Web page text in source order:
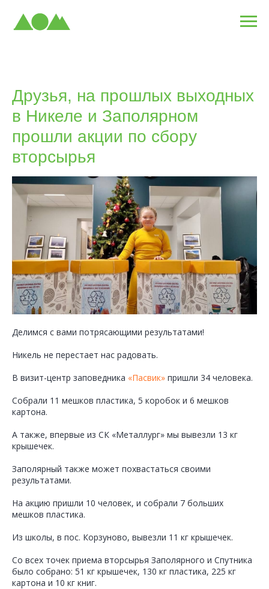
Друзья, на прошлых выходных
в Никеле и Заполярном
прошли акции по сбору
вторсырья
Делимся с вами потрясающими результатами!
Никель не перестает нас радовать.
В визит-центр заповедника «Пасвик» пришли 34 человека.
Собрали 11 мешков пластика, 5 коробок и 6 мешков
картона.
А также, впервые из СК «Металлург» мы вывезли 13 кг
крышечек.
Заполярный также может похвастаться своими
результатами.
На акцию пришли 10 человек, и собрали 7 больших
мешков пластика.
Из школы, в пос. Корзуново, вывезли 11 кг крышечек.
Со всех точек приема вторсырья Заполярного и Спутника
было собрано: 51 кг крышечек, 130 кг пластика, 225 кг
картона и 10 кг книг.